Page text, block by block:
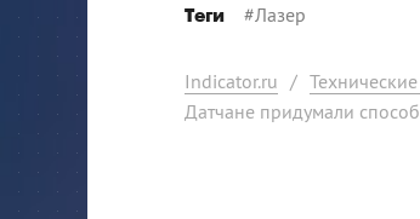
Теги #Лазер
Indicator.ru /
Датчане придумали